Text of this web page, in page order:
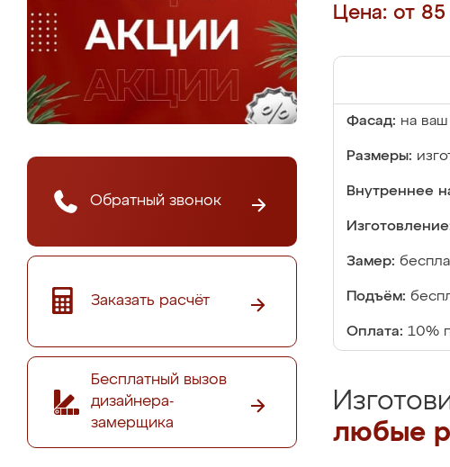
Обратный звонок
Заказать расчёт
Бесплатный вызов
дизайнера-
замерщика
Цена: от
Фасад: на
Размеры:
Внутреннее
Замер:
Подъём:
Оплата: 10%
любые